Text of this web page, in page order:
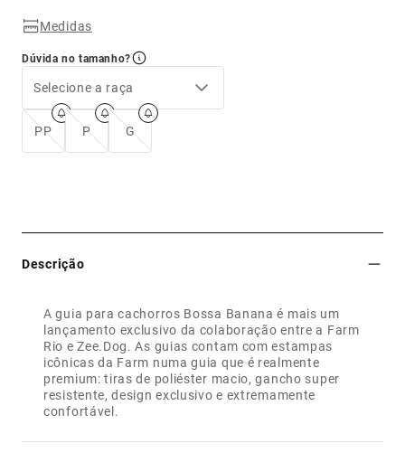
Medidas
Dúvida no tamanho?
Selecione a raça
PP P G
Descrição
A guia para cachorros Bossa Banana é mais um
lançamento exclusivo da colaboração entre a Farm
Rio e Zee.Dog. As guias contam com estampas
icônicas da Farm numa guia que é realmente
premium: tiras de poliéster macio, gancho super
resistente, design exclusivo e extremamente
confortável.